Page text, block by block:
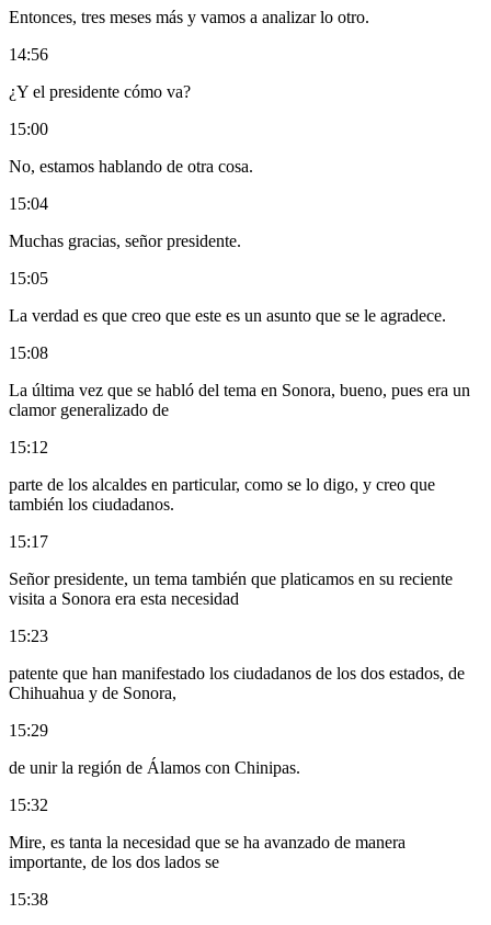
Entonces, tres meses más y vamos a analizar lo otro.
14:56
¿Y el presidente cómo va?
15:00
No, estamos hablando de otra cosa.
15:04
Muchas gracias, señor presidente.
15:05
La verdad es que creo que este es un asunto que se le agradece.
15:08
La última vez que se habló del tema en Sonora, bueno, pues era un
clamor generalizado de
15:12
parte de los alcaldes en particular, como se lo digo, y creo que
también los ciudadanos.
15:17
Señor presidente, un tema también que platicamos en su reciente
visita a Sonora era esta necesidad
15:23
patente que han manifestado los ciudadanos de los dos estados, de
Chihuahua y de Sonora,
15:29
de unir la región de Álamos con Chinipas.
15:32
Mire, es tanta la necesidad que se ha avanzado de manera
importante, de los dos lados se
15:38